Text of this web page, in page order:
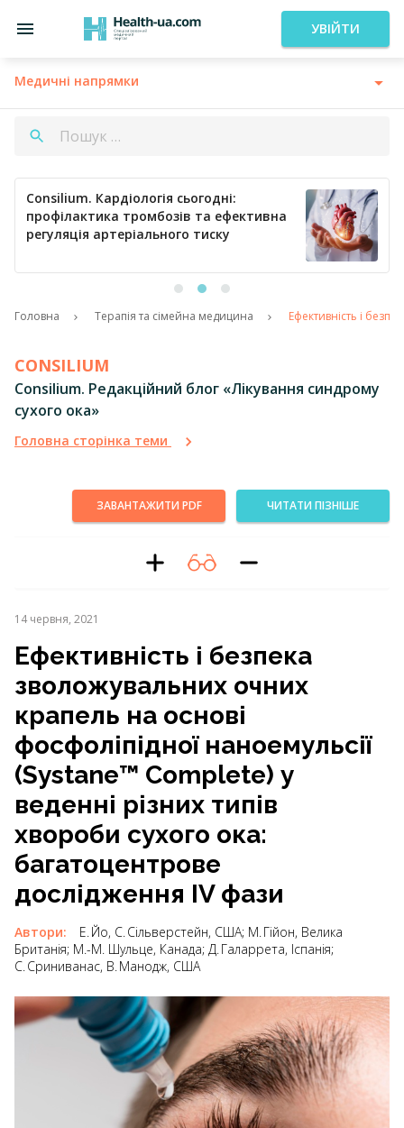
УВІЙТИ
Медичні напрямки
Consilium. Кардіологія сьогодні:
профілактика тромбозів та ефективна
регуляція артеріального тиску
Головна Терапія та сімейна медицина Ефективність і
CONSILIUM
Consilium. Редакційний блог «Лікування синдрому
сухого ока»
Головна сторінка теми
ЗАВАНТАЖИТИ PDF ЧИТАТИ ПІЗНІШЕ
14 червня, 2021
Ефективність і безпека
зволожувальних очних
крапель на основі
фосфоліпідної наноемульсії
(Systane™ Complete) у
веденні різних типів
хвороби сухого ока:
багатоцентрове
дослідження IV фази
Автори:
Е. Йо, С. Сільверстейн, США; М. Гійон, Велика
Британія; М.-М. Шульце, Канада; Д. Галаррета, Іспанія;
С. Сриниванас, В. Манодж, США